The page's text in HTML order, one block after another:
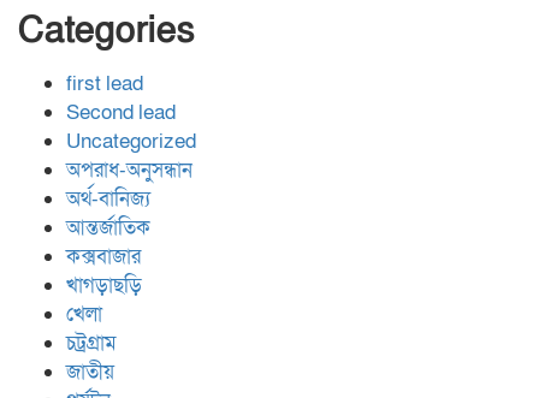
Categories
first lead
Second lead
Uncategorized
অপরাধ-অনুসন্ধান
অর্থ-বানিজ্য
আন্তর্জাতিক
কক্সবাজার
খাগড়াছড়ি
খেলা
চট্রগ্রাম
জাতীয়